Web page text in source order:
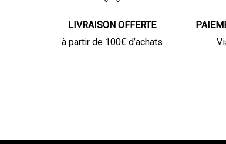
LIVRAISON OFFERTE
à partir de 100€ d’achats